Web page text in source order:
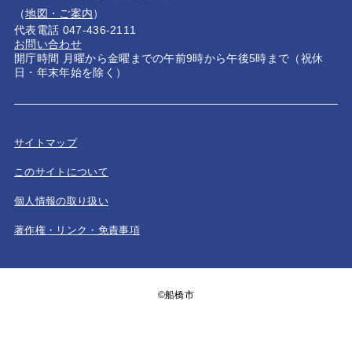
（地図・ご案内）
代表電話 047-436-2111
お問い合わせ
開庁時間 月曜から金曜までの午前9時から午後5時まで（祝休
日・年末年始を除く）
サイトマップ
このサイトについて
個人情報の取り扱い
著作権・リンク・免責事項
©船橋市